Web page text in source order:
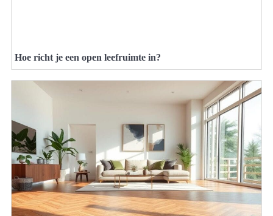
Hoe richt je een open leefruimte in?